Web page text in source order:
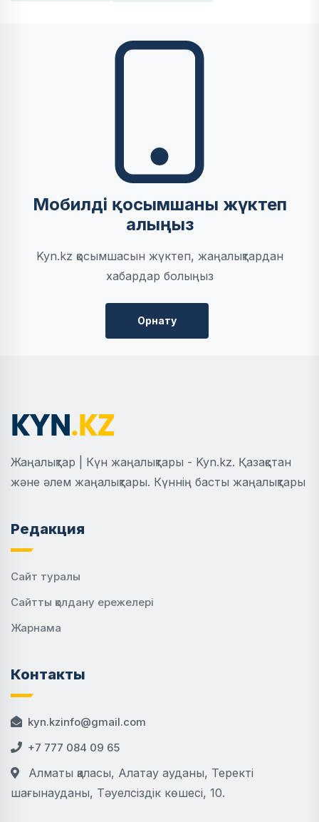
Мобилді қосымшаны жүктеп
алыңыз
Kyn.kz қосымшасын жүктеп, жаңалықтардан
хабардар болыңыз
Орнату
Жаңалықтар | Күн жаңалықтары - Kyn.kz. Қазақстан
және әлем жаңалықтары. Күннің басты жаңалықтары
Редакция
Сайт туралы
Сайтты қолдану ережелері
Жарнама
Контакты
kyn.kzinfo@gmail.com
+7 777 084 09 65
Алматы қаласы, Алатау ауданы, Теректі
шағынауданы, Тәуелсіздік көшесі, 10.